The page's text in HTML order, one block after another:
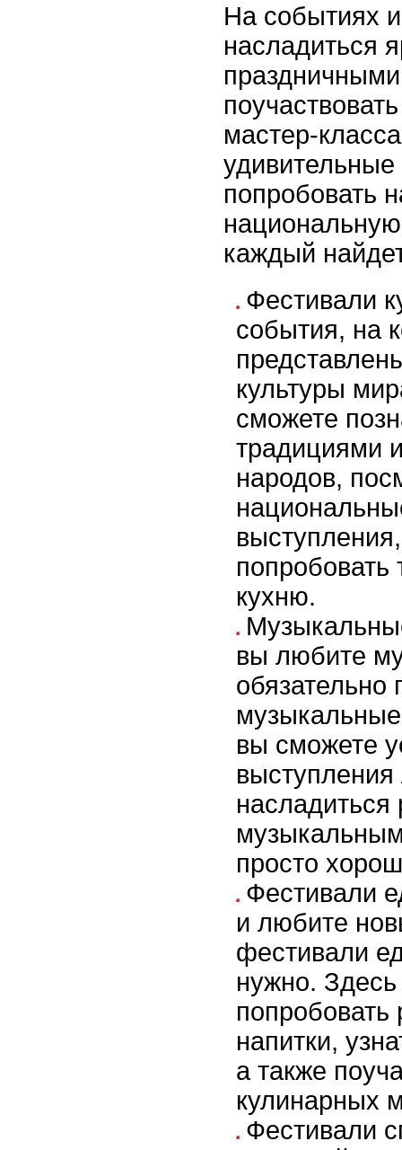
На событиях
насладиться
мастер-
попробовать
каждый
Фестивали
события, на
культуры
сможете
традициями
народов,
кухню.
вы любите
обязательно
вы сможете
просто
Фестивали
и любите
фестивали
нужно.
напитки,
а также
кулинарных
Фестивали